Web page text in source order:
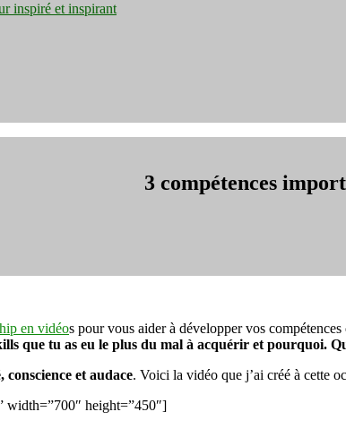
inspiré et inspirant
3 compétences
en vidéos pour vous aider à développer vos compétences
que tu as eu le plus du mal à acquérir et pourquoi.
conscience et audace. Voici la vidéo que j’ai créé à cette
height=”450″]